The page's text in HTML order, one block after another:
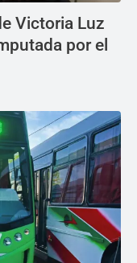
Victoria Luz
por el